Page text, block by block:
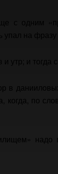
в
по